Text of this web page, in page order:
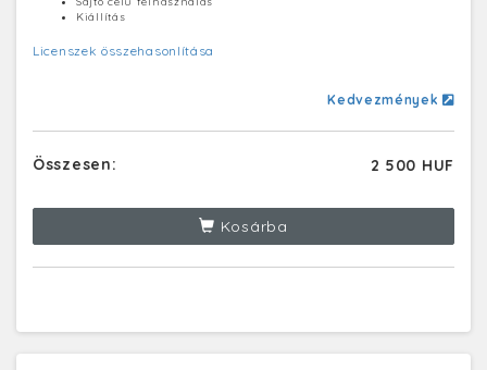
Kiállítás
Licenszek összehasonlítása
Kedvezmények
Összesen: 2 500 HUF
Kosárba